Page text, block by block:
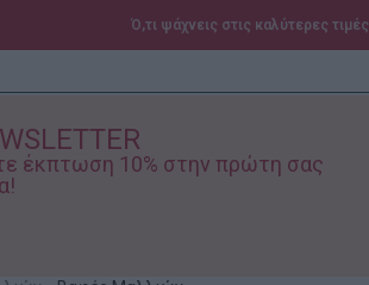
έκπτωση 10% στην πρώτη σας
Ό,τι ψάχνεις στις καλύτερες τιμές